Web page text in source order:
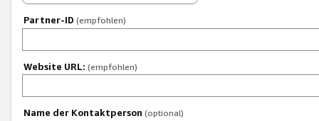
Partner-ID (empfohlen)
Website URL: (empfohlen)
Name der Kontaktperson (optional)